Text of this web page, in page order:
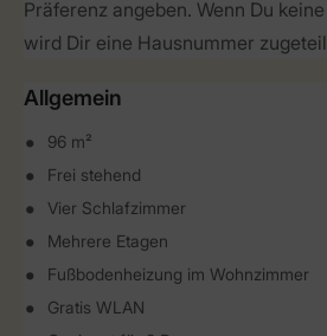
Präferenz angeben. Wenn Du
wird Dir eine Hausnummer
Allgemein
96 m²
Frei stehend
Vier Schlafzimmer
Mehrere Etagen
Fußbodenheizung im Wohnzimmer
Gratis WLAN